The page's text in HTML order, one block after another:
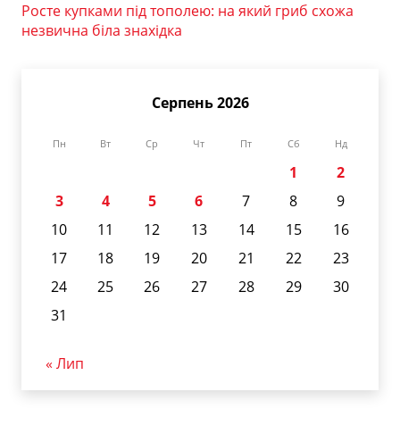
Росте купками під тополею: на який гриб схожа
незвична біла знахідка
Серпень 2026
Пн Вт Ср Чт Пт Сб Нд
1
2
3
4 5 6 7 8
9
10
11 12 13 14 15
16
17
18 19 20 21 22
23
24
25 26 27 28 29
30
31
« Лип